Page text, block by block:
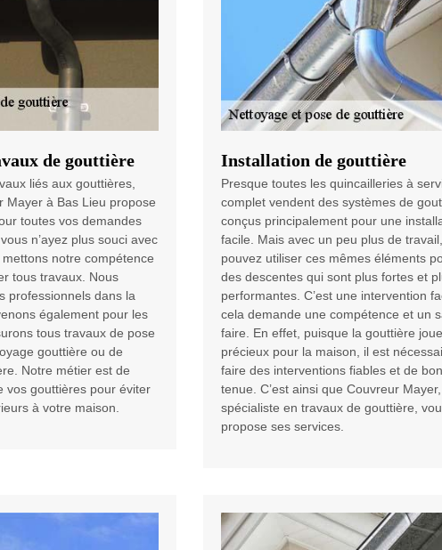
de gouttière
liés aux gouttières,
Mayer à Bas Lieu propose
toutes vos demandes
n’ayez plus souci avec
notre compétence
tous travaux. Nous
professionnels dans la
également pour les
tous travaux de pose
gouttière ou de
Notre métier est de
vos gouttières pour éviter
à votre maison.
Installation de gouttière
Presque toutes les quincailleries à
complet vendent des systèmes de
conçus principalement pour une
facile. Mais avec un peu plus de
pouvez utiliser ces mêmes éléments
des descentes qui sont plus fortes et
performantes. C’est une intervention
cela demande une compétence et un
faire. En effet, puisque la gouttière
précieux pour la maison, il est
faire des interventions fiables et de
tenue. C’est ainsi que Couvreur Mayer,
spécialiste en travaux de gouttière,
propose ses services.